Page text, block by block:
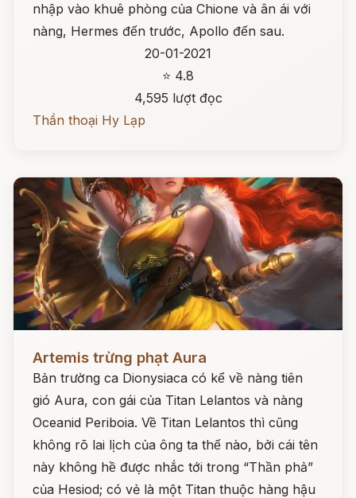
nhập vào khuê phòng của Chione và ân ái với
nàng, Hermes đến trước, Apollo đến sau.
20-01-2021
⭐ 4.8
4,595 lượt đọc
Thần thoại Hy Lạp
Artemis trừng phạt Aura
Bản trường ca Dionysiaca có kể về nàng tiên
gió Aura, con gái của Titan Lelantos và nàng
Oceanid Periboia. Về Titan Lelantos thì cũng
không rõ lai lịch của ông ta thế nào, bởi cái tên
này không hề được nhắc tới trong “Thần phả”
của Hesiod; có vẻ là một Titan thuộc hàng hậu